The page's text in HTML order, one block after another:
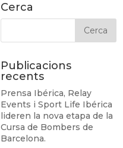
Cerca
Publicacions
recents
Prensa Ibérica, Relay
Events i Sport Life Ibérica
lideren la nova etapa de la
Cursa de Bombers de
Barcelona.